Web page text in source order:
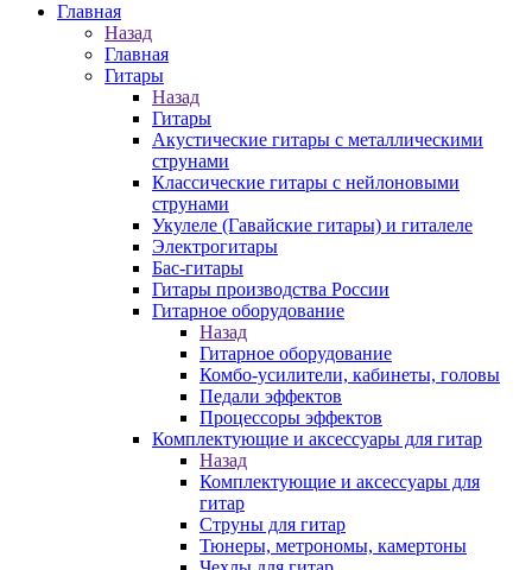
Главная
Назад
Главная
Гитары
Назад
Гитары
Акустические гитары с металлическими
струнами
Классические гитары с нейлоновыми
струнами
Укулеле (Гавайские гитары) и гиталеле
Электрогитары
Бас-гитары
Гитары производства России
Гитарное оборудование
Назад
Гитарное оборудование
Комбо-усилители, кабинеты, головы
Педали эффектов
Процессоры эффектов
Комплектующие и аксессуары для гитар
Назад
Комплектующие и аксессуары для
гитар
Струны для гитар
Тюнеры, метрономы, камертоны